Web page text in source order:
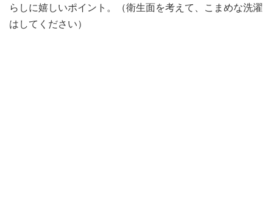
らしに嬉しいポイント。（衛生面を考えて、こまめな洗濯
はしてください）